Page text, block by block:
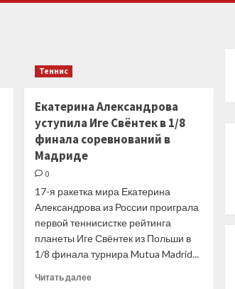
Теннис
Екатерина Александрова
уступила Иге Свёнтек в 1/8
финала соревнований в
Мадриде
0
17-я ракетка мира Екатерина
Александрова из России проиграла
первой теннисистке рейтинга
планеты Иге Свёнтек из Польши в
1/8 финала турнира Mutua Madrid...
Читать далееПрочитать